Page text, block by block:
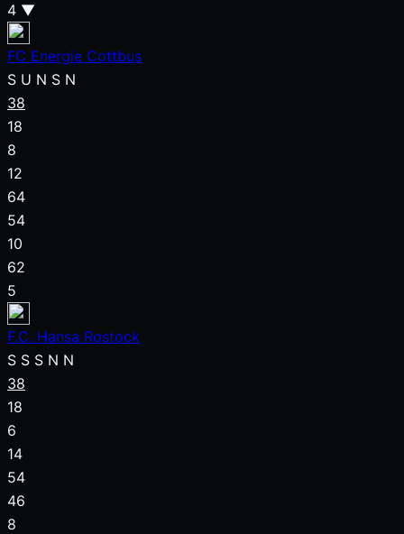
4 ▼
FC Energie Cottbus
S U N S N
38
18
8
12
64
54
10
62
5
F.C. Hansa Rostock
S S S N N
38
18
6
14
54
46
8